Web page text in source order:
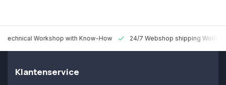
Technical Workshop with Know-How 24/7 Webshop shipping
Klantenservice